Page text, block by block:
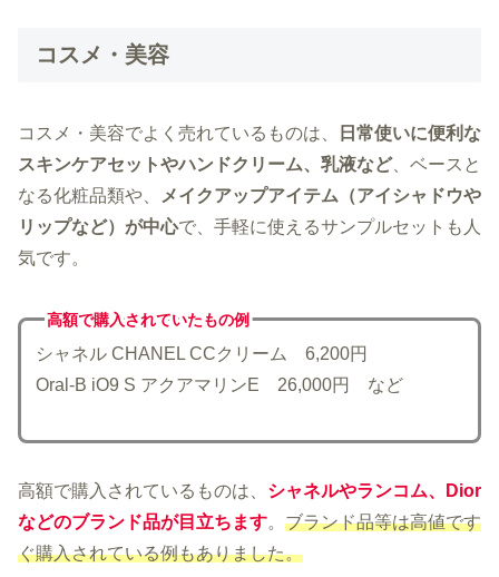
コスメ・美容
コスメ・美容でよく売れているものは、
日常使いに便利な
スキンケアセットやハンドクリーム、乳液など、ベースと
なる化粧品類や、
メイクアップアイテム（アイシャドウや
リップなど）が中心で、手軽に使えるサンプルセットも人
気です。
高額で購入されていたもの例
シャネル CHANEL CCクリーム 6,200円
Oral‑B iO9 S アクアマリンE 26,000円 など
高額で購入されているものは、 シャネルやランコム、Dior
などのブランド品が目立ちます。 ブランド品等は高値です
ぐ購入されている例もありました。